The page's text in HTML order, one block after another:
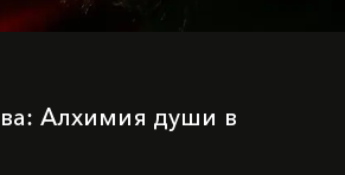
Алхимия души в